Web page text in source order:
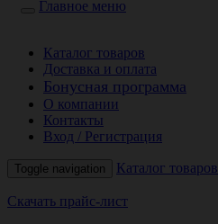
Главное меню
Каталог товаров
Доставка и оплата
Бонусная программа
О компании
Контакты
Вход / Регистрация
Toggle navigation Каталог товаров
Скачать прайс-лист